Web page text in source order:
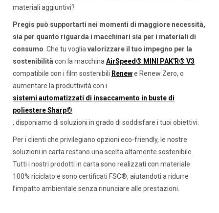
materiali aggiuntivi?
Pregis può supportarti nei momenti di maggiore necessità,
sia per quanto riguarda i macchinari sia per i materiali di
consumo. Che tu vogliavalorizzare il tuo impegno per la
sostenibilità con la macchinaAirSpeed® MINI PAK'R® V3
compatibile con i film sostenibili Renewe Renew Zero, o
aumentare la produttività con i
sistemi automatizzati di insaccamento in buste di
poliestere Sharp®
, disponiamo di soluzioni in grado di soddisfare i tuoi obiettivi.
Per i clienti che privilegiano opzioni eco-friendly, le nostre
soluzioni in carta restano una scelta altamente sostenibile.
Tutti i nostri prodotti in carta sono realizzati con materiale
100% riciclato e sono certificati FSC®, aiutandoti a ridurre
l’impatto ambientale senza rinunciare alle prestazioni.